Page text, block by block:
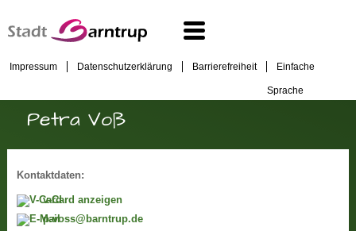
Impressum Datenschutzerklärung Barrierefreiheit Einfache
Sprache
Petra Voß
Kontaktdaten:
v-Card anzeigen
p.voss@barntrup.de